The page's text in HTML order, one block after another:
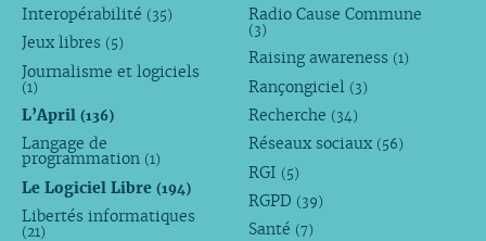
Interopérabilité (35)
Jeux libres (5)
Journalisme et logiciels
(1)
L’April (136)
Langage de
programmation (1)
Le Logiciel Libre (194)
Libertés informatiques
(21)
Radio Cause Commune
(3)
Raising awareness (1)
Rançongiciel (3)
Recherche (34)
Réseaux sociaux (56)
RGI (5)
RGPD (39)
Santé (7)